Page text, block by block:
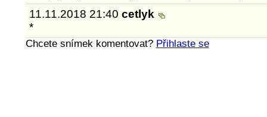
11.11.2018 21:40cetlyk
*
Chcete snímek komentovat? Přihlaste se